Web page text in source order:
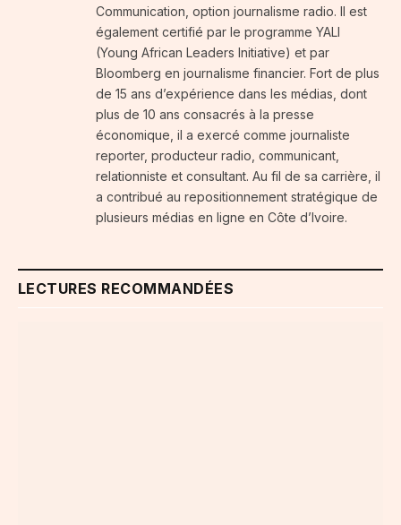
Communication, option journalisme radio. Il est
également certifié par le programme YALI
(Young African Leaders Initiative) et par
Bloomberg en journalisme financier. Fort de plus
de 15 ans d’expérience dans les médias, dont
plus de 10 ans consacrés à la presse
économique, il a exercé comme journaliste
reporter, producteur radio, communicant,
relationniste et consultant. Au fil de sa carrière, il
a contribué au repositionnement stratégique de
plusieurs médias en ligne en Côte d’Ivoire.
LECTURES RECOMMANDÉES